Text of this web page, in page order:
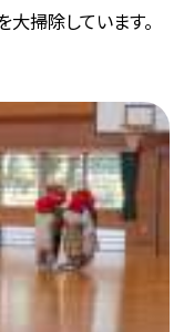
大掃除しています。